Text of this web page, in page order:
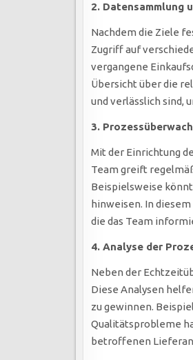
2. Datensammlung
Nachdem die Ziele
Zugriff auf
vergangene
Übersicht über die
und verlässlich sind,
3.
Mit der Einrichtung
Team greift
Beispielsweise
hinweisen. In
die das Team
4. Analyse der
Neben der
Diese Analysen
zu gewinnen.
Qualitätsprobleme
betroffenen